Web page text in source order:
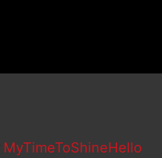
MyTimeToShineHello